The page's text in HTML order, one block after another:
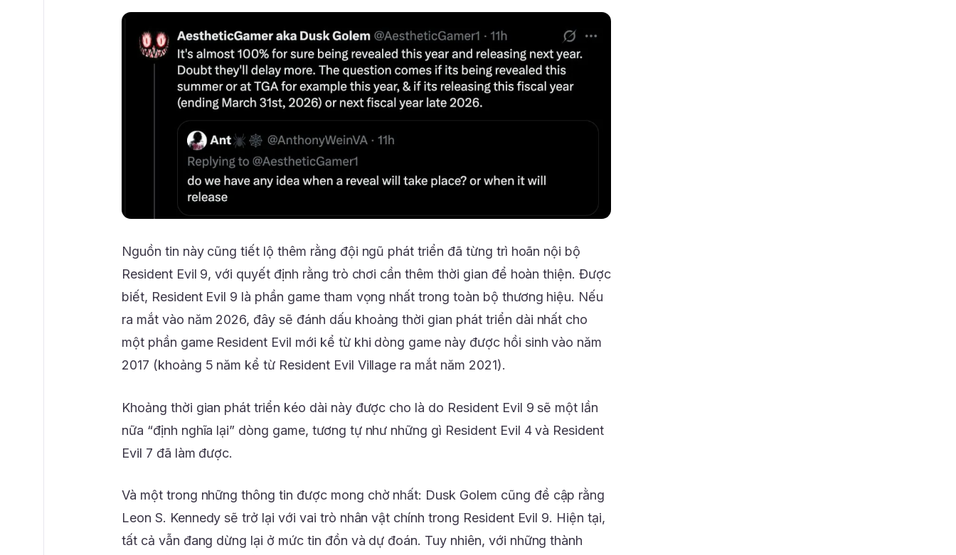
Nguồn tin này cũng tiết lộ thêm rằng đội ngũ phát triển đã từng trì hoãn nội bộ
Resident Evil 9, với quyết định rằng trò chơi cần thêm thời gian để hoàn thiện. Được
biết, Resident Evil 9 là phần game tham vọng nhất trong toàn bộ thương hiệu. Nếu
ra mắt vào năm 2026, đây sẽ đánh dấu khoảng thời gian phát triển dài nhất cho
một phần game Resident Evil mới kể từ khi dòng game này được hồi sinh vào năm
2017 (khoảng 5 năm kể từ Resident Evil Village ra mắt năm 2021).
Khoảng thời gian phát triển kéo dài này được cho là do Resident Evil 9 sẽ một lần
nữa “định nghĩa lại” dòng game, tương tự như những gì Resident Evil 4 và Resident
Evil 7 đã làm được.
Và một trong những thông tin được mong chờ nhất: Dusk Golem cũng đề cập rằng
Leon S. Kennedy sẽ trở lại với vai trò nhân vật chính trong Resident Evil 9. Hiện tại,
tất cả vẫn đang dừng lại ở mức tin đồn và dự đoán. Tuy nhiên, với những thành